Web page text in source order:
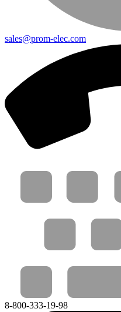
sales@prom-elec.com
8-800-333-19-98